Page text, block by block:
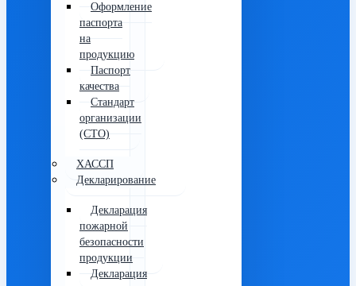
Оформление
паспорта
на
продукцию
Паспорт
качества
Стандарт
организации
(СТО)
ХАССП
Декларирование
Декларация
пожарной
безопасности
продукции
Декларация